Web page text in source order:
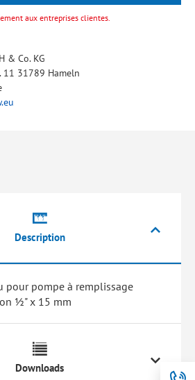
aux entreprises clientes.
& Co. KG
11 31789 Hameln
Description
pour pompe à remplissage
½" x 15 mm
Downloads